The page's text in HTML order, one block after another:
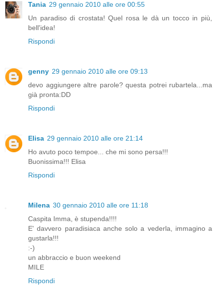
Tania 29 gennaio 2010 alle ore 00:55
Un paradiso di crostata! Quel rosa le dà un tocco in più,
bell'idea!
Rispondi
genny 29 gennaio 2010 alle ore 09:13
devo aggiungere altre parole? questa potrei rubartela...ma
già pronta:DD
Rispondi
Elisa 29 gennaio 2010 alle ore 21:14
Ho avuto poco tempoe... che mi sono persa!!!
Buonissima!!! Elisa
Rispondi
Milena 30 gennaio 2010 alle ore 11:18
Caspita Imma, è stupenda!!!!
E' davvero paradisiaca anche solo a vederla, immagino a
gustarla!!!
:-)
un abbraccio e buon weekend
MILE
Rispondi